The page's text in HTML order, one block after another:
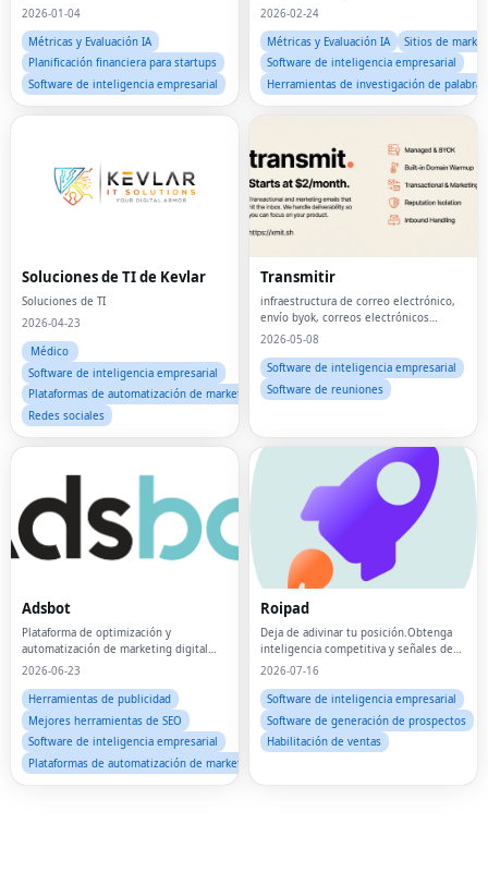
2026-01-04
Métricas y Evaluación IA
Planificación financiera para startups
Software de inteligencia empresarial
2026-02-24
Métricas y Evaluación IA
Sitios de
Software de inteligencia empresarial
Herramientas de investigación de
Soluciones de TI de Kevlar
Soluciones de TI
2026-04-23
Médico
Software de inteligencia empresarial
Plataformas de automatización de marketing
Redes sociales
Transmitir
infraestructura de correo electrónico,
envío byok, correos electrónicos
transaccionales
2026-05-08
Software de inteligencia empresarial
Software de reuniones
Adsbot
Plataforma de optimización y
automatización de marketing digital
basada en IA.Ahorre dinero, tiempo y
anuncios.
2026-06-23
Herramientas de publicidad
Mejores herramientas de SEO
Software de inteligencia empresarial
Plataformas de automatización de marketing
Roipad
Deja de adivinar tu posición.Obtenga
inteligencia competitiva y señales de
mercado respaldadas por datos para
2026-07-16
Software de inteligencia empresarial
Software de generación de prospectos
Habilitación de ventas